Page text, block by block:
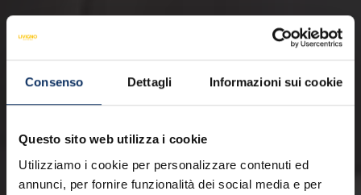
Consenso Dettagli Informazioni sui cookie
Questo sito web utilizza i cookie
Utilizziamo i cookie per personalizzare contenuti ed
annunci, per fornire funzionalità dei social media e per